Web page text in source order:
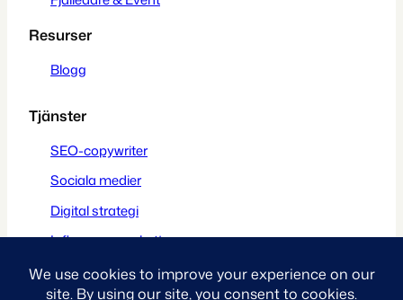
Resurser
Blogg
Tjänster
SEO-copywriter
Sociala medier
Digital strategi
Influencer marketing